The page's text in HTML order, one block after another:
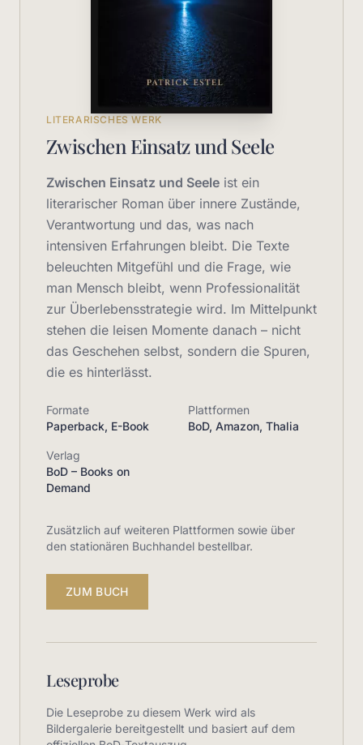
LITERARISCHES WERK
Zwischen Einsatz und Seele
Zwischen Einsatz und Seele ist ein
literarischer Roman über innere Zustände,
Verantwortung und das, was nach
intensiven Erfahrungen bleibt. Die Texte
beleuchten Mitgefühl und die Frage, wie
man Mensch bleibt, wenn Professionalität
zur Überlebensstrategie wird. Im Mittelpunkt
stehen die leisen Momente danach – nicht
das Geschehen selbst, sondern die Spuren,
die es hinterlässt.
Formate
Paperback, E-Book
Plattformen
BoD, Amazon, Thalia
Verlag
BoD – Books on
Demand
Zusätzlich auf weiteren Plattformen sowie über
den stationären Buchhandel bestellbar.
ZUM BUCH
Leseprobe
Die Leseprobe zu diesem Werk wird als
Bildergalerie bereitgestellt und basiert auf dem